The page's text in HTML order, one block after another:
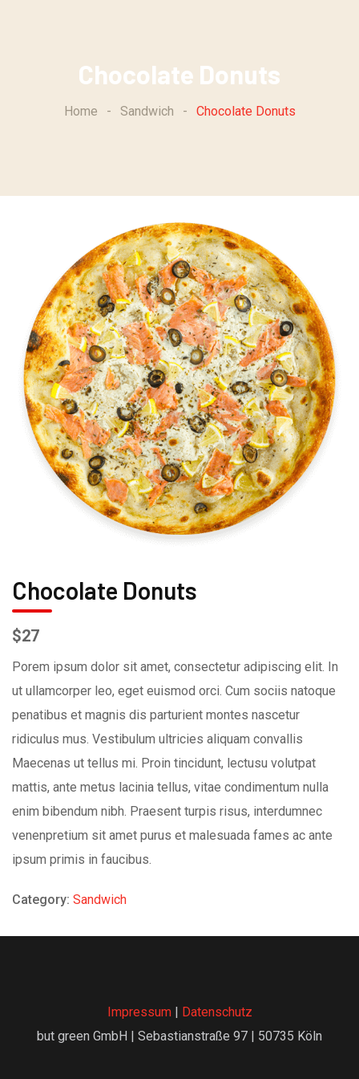
Chocolate Donuts
Home - Sandwich - Chocolate Donuts
Chocolate Donuts
$27
Porem ipsum dolor sit amet, consectetur adipiscing elit. In
ut ullamcorper leo, eget euismod orci. Cum sociis natoque
penatibus et magnis dis parturient montes nascetur
ridiculus mus. Vestibulum ultricies aliquam convallis
Maecenas ut tellus mi. Proin tincidunt, lectusu volutpat
mattis, ante metus lacinia tellus, vitae condimentum nulla
enim bibendum nibh. Praesent turpis risus, interdumnec
venenpretium sit amet purus et malesuada fames ac ante
ipsum primis in faucibus.
Category: Sandwich
Impressum| Datenschutz
but green GmbH | Sebastianstraße 97 | 50735 Köln